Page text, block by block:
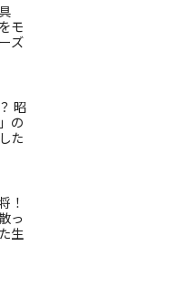
モ
ズ
昭
の
た
！
っ
生